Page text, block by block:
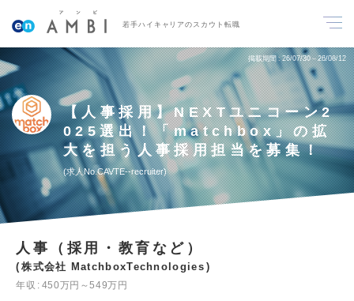
若手ハイキャリアのスカウト転職
掲載期間 26/07/30～26/08/12
【人事採用】NEXTユニコーン2
025選出！「matchbox」の拡
大を担う人事採用担当を募集！
求人No.CAVTE--recruiter
人事（採用・教育など）
株式会社 MatchboxTechnologies
年収
450万円～549万円